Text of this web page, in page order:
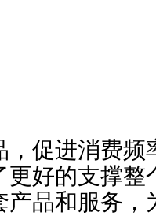
，促进消费
更好的支撑
产品和服务